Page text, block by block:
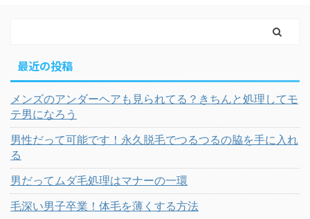
最近の投稿
メンズのアンダーヘアも見られてる？きちんと処理してモ
テ男になろう
男性だって可能です！永久脱毛でつるつるの脇を手に入れ
る
男だってムダ毛処理はマナーの一環
毛深い男子卒業！体毛を薄くする方法